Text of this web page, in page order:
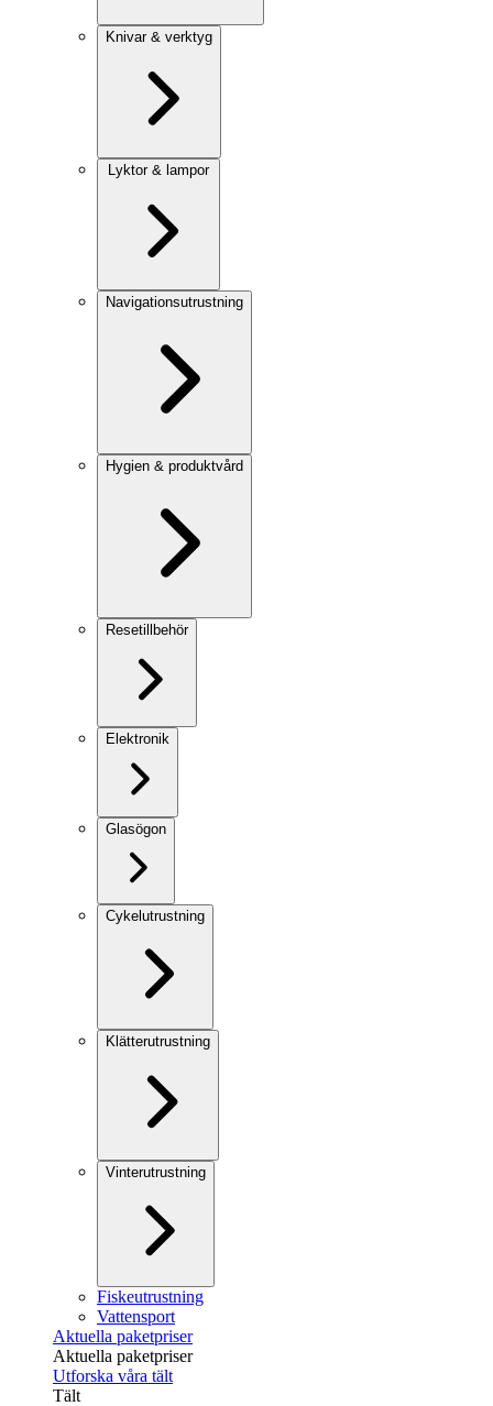
Knivar & verktyg
Lyktor & lampor
Navigationsutrustning
Hygien & produktvård
Resetillbehör
Elektronik
Glasögon
Cykelutrustning
Klätterutrustning
Vinterutrustning
Fiskeutrustning
Vattensport
Aktuella paketpriser
Aktuella paketpriser
Utforska våra tält
Tält